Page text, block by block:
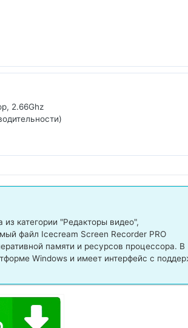
2.66Ghz
категории "Редакторы видео",
файл Icecream Screen Recorder PRO
памяти и ресурсов процессора. В
Windows и имеет интерфейс с